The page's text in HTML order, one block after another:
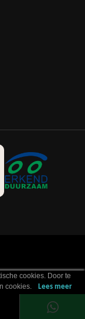
cookies. Door te
cookies.
Lees meer